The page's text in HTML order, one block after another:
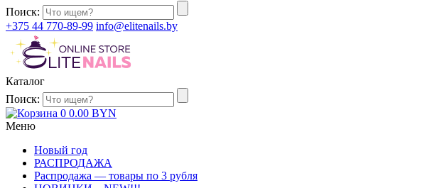
Поиск:
+375 44 770-89-99 info@elitenails.by
Каталог
Поиск:
0 0.00 BYN
Меню
Новый год
РАСПРОДАЖА
Распродажа — товары по 3 рубля